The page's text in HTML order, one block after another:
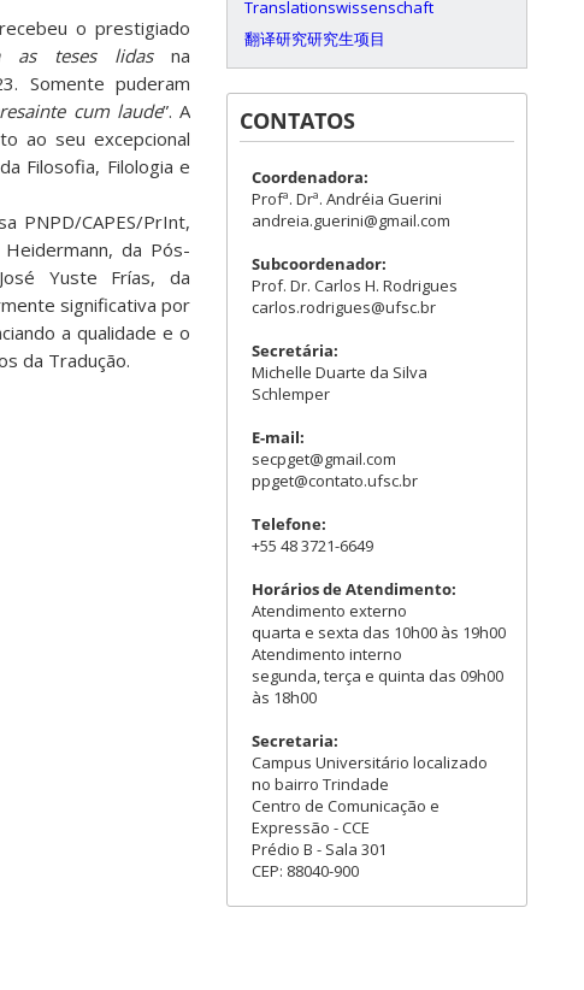
o prestigiado
as teses lidasna
Somente puderam
cum laude”. A
ao seu excepcional
Filosofia, Filologia e
PNPD/CAPES/PrInt,
da Pós-
Yuste Frías, da
significativa por
a qualidade e o
da Tradução.
Translationswissenschaft
翻译研究研究生项目
CONTATOS
Coordenadora:
Profª. Drª. Andréia Guerini
andreia.guerini@gmail.com
Subcoordenador:
Prof. Dr. Carlos H. Rodrigues
carlos.rodrigues@ufsc.br
Secretária:
Michelle Duarte da Silva
Schlemper
E-mail:
secpget@gmail.com
ppget@contato.ufsc.br
Telefone:
+55 48 3721-6649
Horários de Atendimento:
Atendimento externo
quarta e sexta das 10h00 às 19h00
Atendimento interno
segunda, terça e quinta das 09h00
às 18h00
Secretaria:
Campus Universitário localizado
no bairro Trindade
Centro de Comunicação e
Expressão - CCE
Prédio B - Sala 301
CEP: 88040-900